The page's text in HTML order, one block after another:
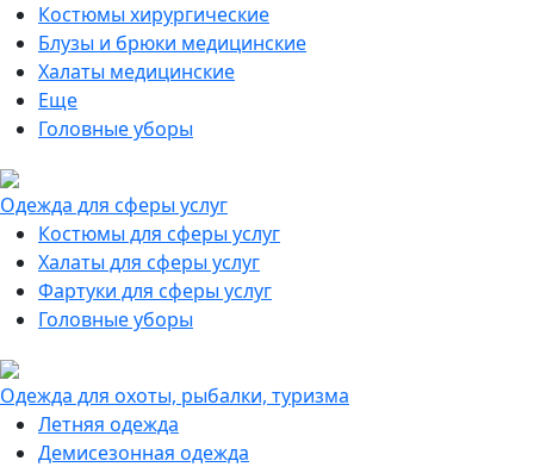
Костюмы хирургические
Блузы и брюки медицинские
Халаты медицинские
Еще
Головные уборы
Одежда для сферы услуг
Костюмы для сферы услуг
Халаты для сферы услуг
Фартуки для сферы услуг
Головные уборы
Одежда для охоты, рыбалки, туризма
Летняя одежда
Демисезонная одежда